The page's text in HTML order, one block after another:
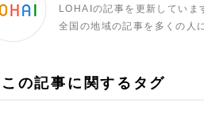
LOHAIの記事を更新していま
全国の地域の記事を多くの人
この記事に関するタグ